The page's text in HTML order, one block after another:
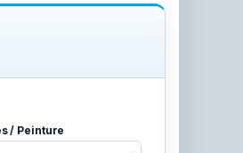
/ Peinture